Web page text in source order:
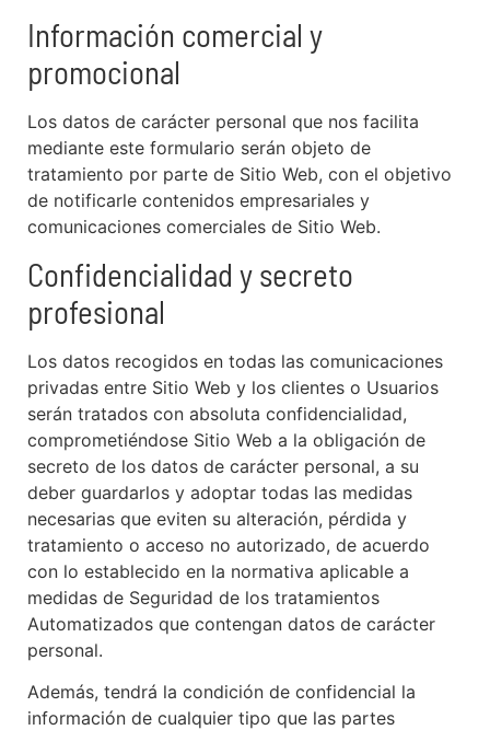
Información comercial y
promocional
Los datos de carácter personal que nos facilita
mediante este formulario serán objeto de
tratamiento por parte de Sitio Web, con el objetivo
de notificarle contenidos empresariales y
comunicaciones comerciales de Sitio Web.
Confidencialidad y secreto
profesional
Los datos recogidos en todas las comunicaciones
privadas entre Sitio Web y los clientes o Usuarios
serán tratados con absoluta confidencialidad,
comprometiéndose Sitio Web a la obligación de
secreto de los datos de carácter personal, a su
deber guardarlos y adoptar todas las medidas
necesarias que eviten su alteración, pérdida y
tratamiento o acceso no autorizado, de acuerdo
con lo establecido en la normativa aplicable a
medidas de Seguridad de los tratamientos
Automatizados que contengan datos de carácter
personal.
Además, tendrá la condición de confidencial la
información de cualquier tipo que las partes